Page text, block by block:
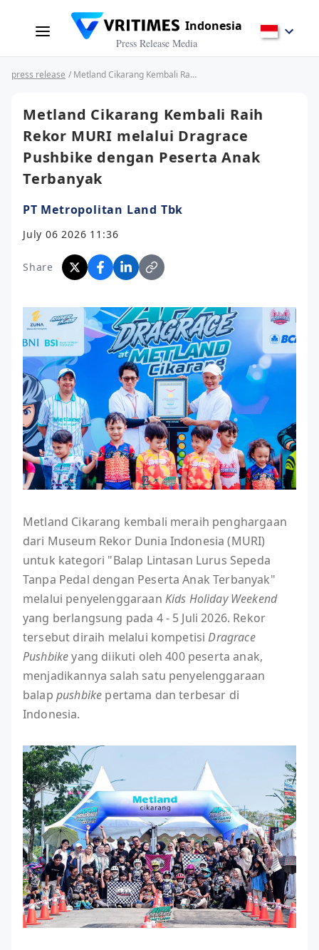
Indonesia
Press Release Media
press release / Metland Cikarang Kembali Raih Rekor MURI melalui Dragrace Pushbike dengan Peserta Anak Terbanyak
Metland Cikarang Kembali Raih
Rekor MURI melalui Dragrace
Pushbike dengan Peserta Anak
Terbanyak
PT Metropolitan Land Tbk
July 06 2026 11:36
Share
Metland Cikarang kembali meraih penghargaan
dari Museum Rekor Dunia Indonesia (MURI)
untuk kategori "Balap Lintasan Lurus Sepeda
Tanpa Pedal dengan Peserta Anak Terbanyak"
melalui penyelenggaraan Kids Holiday Weekend
yang berlangsung pada 4 - 5 Juli 2026. Rekor
tersebut diraih melalui kompetisiDragrace
Pushbikeyang diikuti oleh 400 peserta anak,
menjadikannya salah satu penyelenggaraan
balap pushbike pertama dan terbesar di
Indonesia.